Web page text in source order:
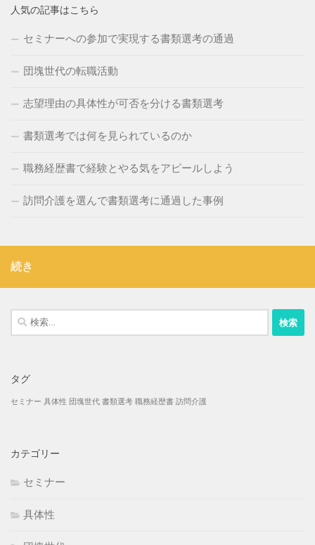
人気の記事はこちら
セミナーへの参加で実現する書類選考の通過
団塊世代の転職活動
志望理由の具体性が可否を分ける書類選考
書類選考では何を見られているのか
職務経歴書で経験とやる気をアピールしよう
訪問介護を選んで書類選考に通過した事例
続き
検
索:
タグ
セミナー 具体性 団塊世代 書類選考 職務経歴書 訪問介護
カテゴリー
セミナー
具体性